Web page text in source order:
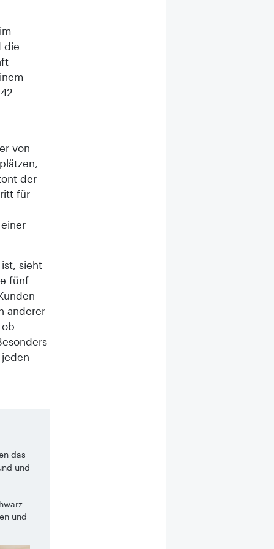
die
von
der
für
sieht
fünf
anderer
das
und
und